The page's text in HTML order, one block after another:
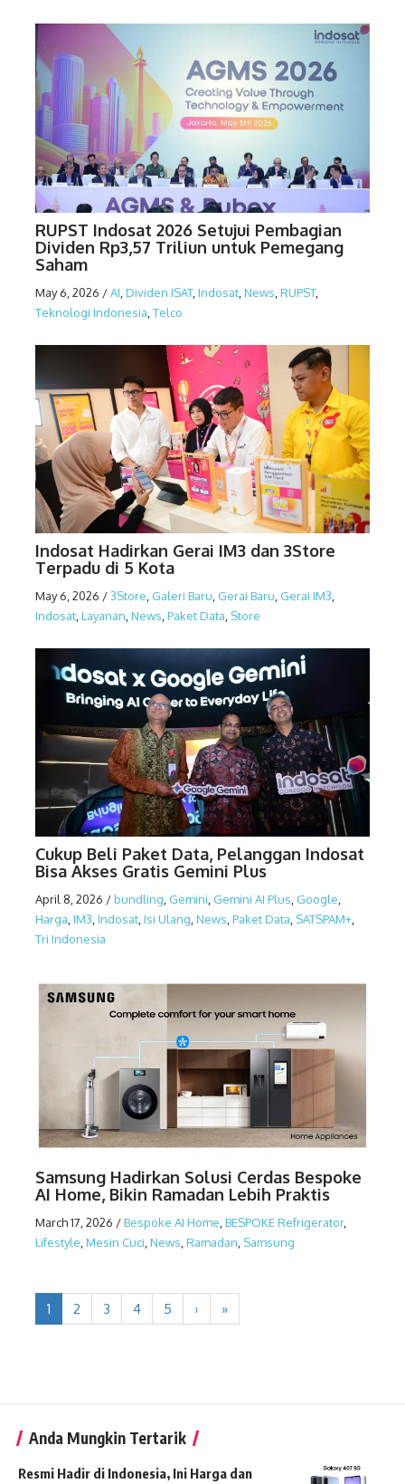
RUPST Indosat 2026 Setujui Pembagian
Dividen Rp3,57 Triliun untuk Pemegang
Saham
May 6, 2026 /AI Dividen ISAT, Indosat News RUPST,
Teknologi Indonesia Telco
Indosat Hadirkan Gerai IM3 dan 3Store
Terpadu di 5 Kota
May 6, 2026 /3Store Galeri Baru Gerai Baru Gerai IM3
Indosat Layanan News Paket Data Store
Cukup Beli Paket Data, Pelanggan Indosat
Bisa Akses Gratis Gemini Plus
April 8, 2026 /bundling Gemini Gemini AI Plus Google
Harga IM3 Indosat Isi Ulang News Paket Data SATSPAM+
Tri Indonesia
Samsung Hadirkan Solusi Cerdas Bespoke
AI Home, Bikin Ramadan Lebih Praktis
March 17, 2026 /Bespoke AI Home,BESPOKE Refrigerator,
Lifestyle,Mesin Cuci,News,Ramadan, Samsung
1 2 3 4 5 › »
Anda Mungkin Tertarik
Resmi Hadir di Indonesia, Ini Harga dan